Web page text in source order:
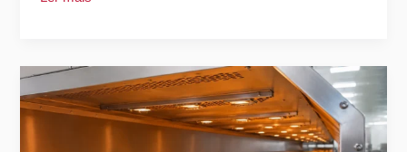
Como
melhorar